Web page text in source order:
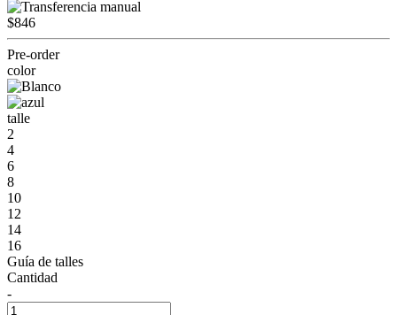
$846
Pre-order
color
talle
2
4
6
8
10
12
14
16
Guía de talles
Cantidad
-